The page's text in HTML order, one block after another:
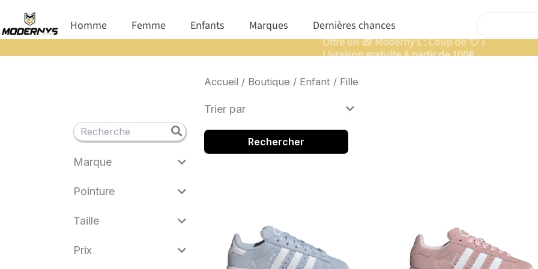
au
contenu
Homme Ouvrir Homme
Femme Ouvrir Femme
Enfants Ouvrir Enfants
Marques Ouvrir Marques
Dernières chances
Offre un 🎁 Moderny’s : Coup de 💘 assuré
Marque
Pointure
Taille
Prix
Accueil / Boutique / Enfant / Fille
Trier par
Rechercher